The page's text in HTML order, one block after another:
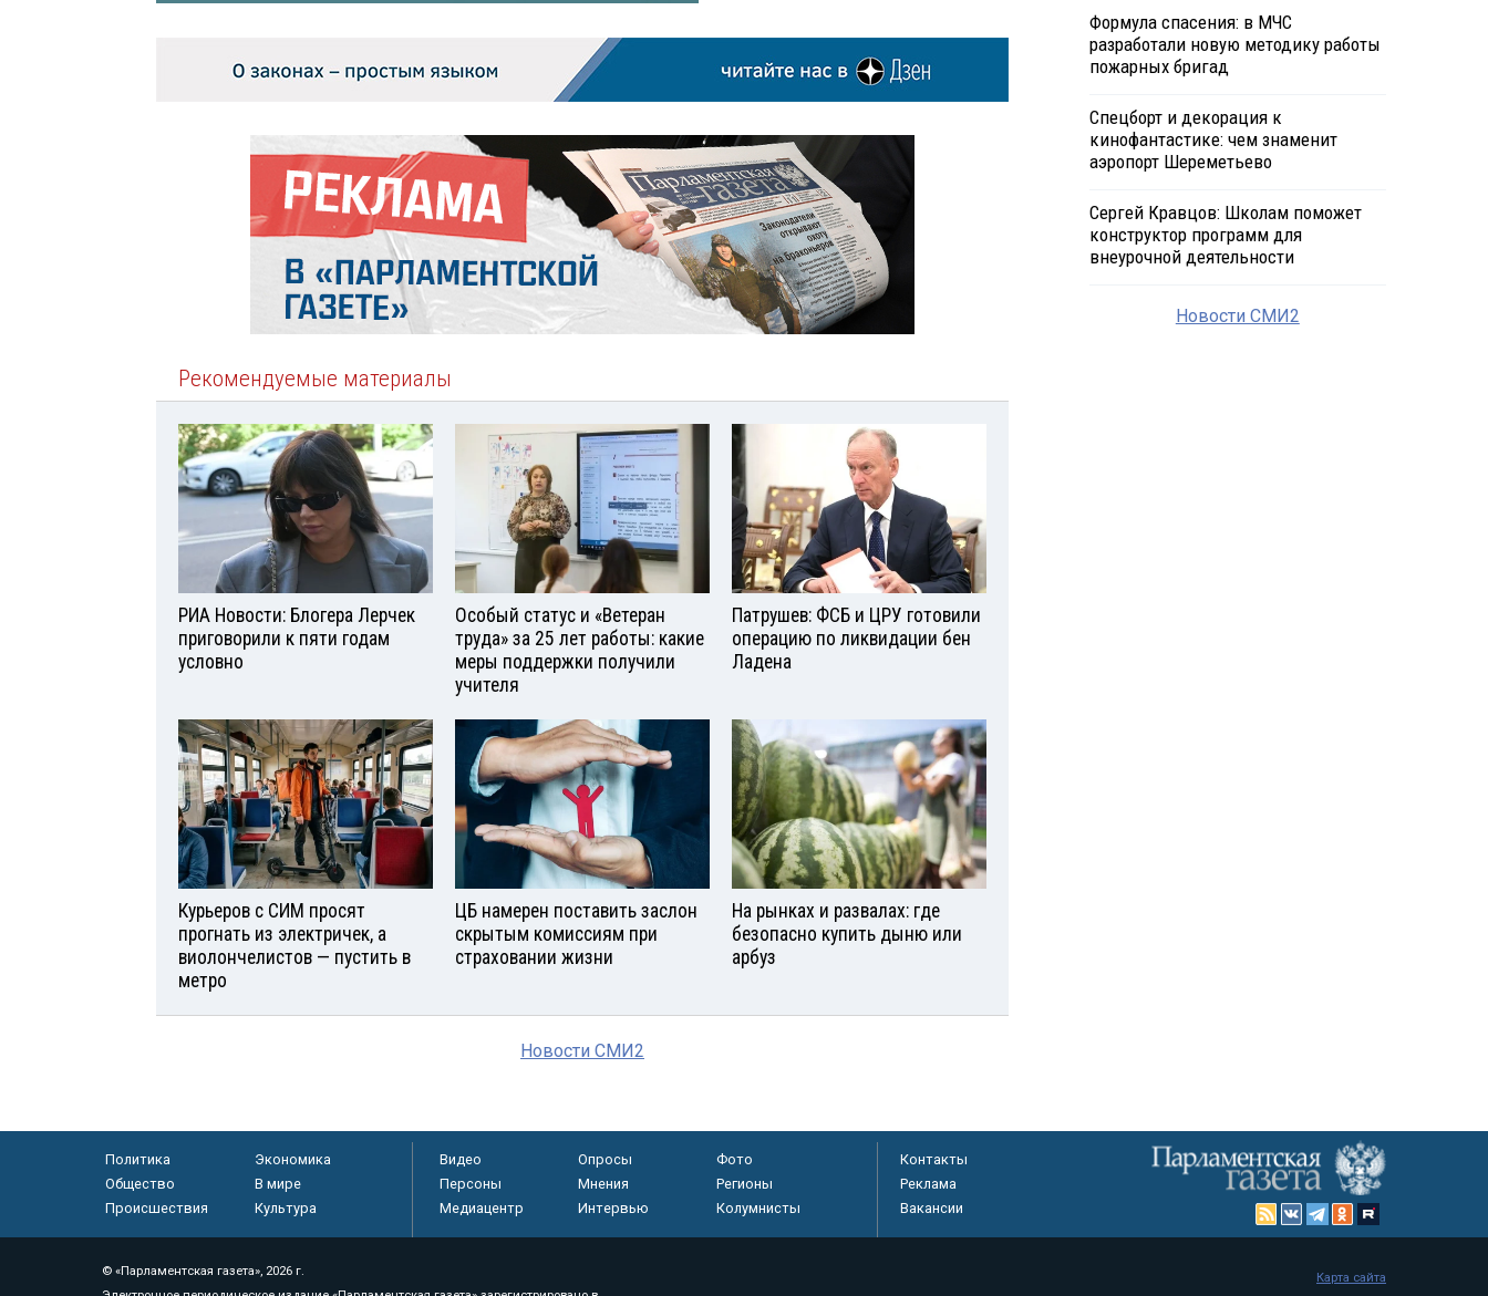
Рекомендуемые материалы
РИА Новости: Блогера Лерчек
приговорили к пяти годам
условно
Особый статус и «Ветеран
труда» за 25 лет работы: какие
меры поддержки получили
учителя
Патрушев: ФСБ и ЦРУ готовили
операцию по ликвидации бен
Ладена
Курьеров с СИМ просят
прогнать из электричек, а
виолончелистов — пустить в
метро
ЦБ намерен поставить заслон
скрытым комиссиям при
страховании жизни
На рынках и развалах: где
безопасно купить дыню или
арбуз
Новости СМИ2
Формула спасения: в МЧС
разработали новую методику работы
пожарных бригад
Спецборт и декорация к
кинофантастике: чем знаменит
аэропорт Шереметьево
Сергей Кравцов: Школам поможет
конструктор программ для
внеурочной деятельности
Новости СМИ2
Политика
Экономика
Общество
В мире
Происшествия
Культура
Видео Опросы
Фото
Персоны
Мнения
Регионы
Медиацентр
Интервью Колумнисты
Контакты
Реклама
Вакансии
© «Парламентская газета», 2026 г.
Карта сайта